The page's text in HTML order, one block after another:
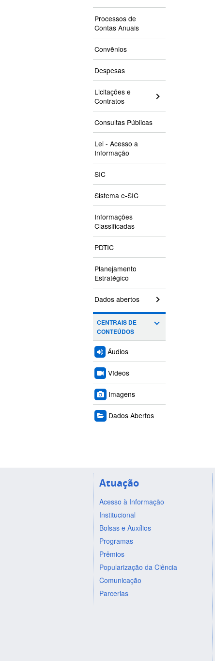
Processos de
Contas Anuais
Convênios
Despesas
Licitações e
Contratos
Consultas Públicas
Lei - Acesso a
Informação
SIC
Sistema e-SIC
Informações
Classificadas
PDTIC
Planejamento
Estratégico
Dados abertos
CENTRAIS DE
CONTEÚDOS
Áudios
Vídeos
Imagens
Dados Abertos
Atuação
Acesso à Informação
Institucional
Bolsas e Auxílios
Programas
Prêmios
Popularização da Ciência
Comunicação
Parcerias